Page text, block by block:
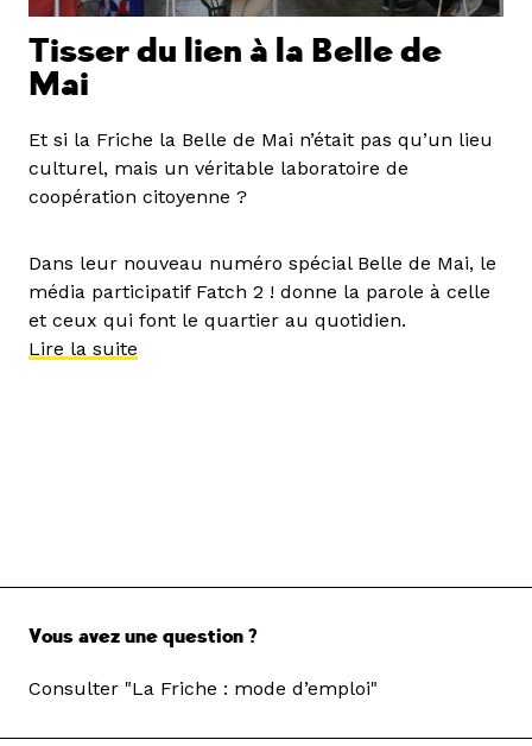
Tisser du lien à la Belle de
Mai
Et si la Friche la Belle de Mai n’était pas qu’un lieu
culturel, mais un véritable laboratoire de
coopération citoyenne ?
Dans leur nouveau numéro spécial Belle de Mai, le
média participatif Fatch 2 ! donne la parole à celle
et ceux qui font le quartier au quotidien.
Lire la suite
Vous avez une question ?
Consulter "La Friche : mode d’emploi"